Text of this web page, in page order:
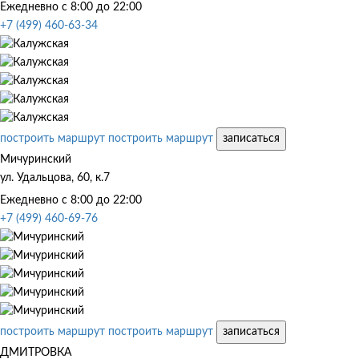
Ежедневно с 8:00 до 22:00
+7 (499) 460-63-34
построить маршрут построить маршрут
записаться
Мичуринский
ул. Удальцова, 60, к.7
Ежедневно с 8:00 до 22:00
+7 (499) 460-69-76
построить маршрут построить маршрут
записаться
ДМИТРОВКА